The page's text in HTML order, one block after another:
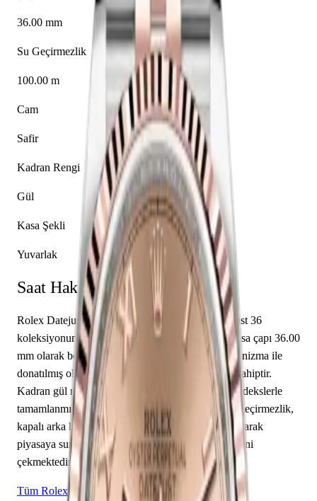
36.00 mm
Su Geçirmezlik
100.00 m
Cam
Safir
Kadran Rengi
Gül
Kasa Şekli
Yuvarlak
Saat Hakkında
Rolex Datejust 36 126231-0027, markanın Datejust 36
koleksiyonuna ait bir kol saati modelidir. Saatin kasa çapı 36.00
mm olarak belirlenmiştir. Rolex caliber 3235 mekanizma ile
donatılmış olan bu saat, saat, dakika özelliklerine sahiptir.
Kadran gül renkte tasarlanmış olup roma rakamı indekslerle
tamamlanmıştır. Teknik detaylarında 100.00 m su geçirmezlik,
kapalı arka kapak öne çıkmaktadır. Sınırlı üretim olarak
piyasaya sunulan bu model, koleksiyonerlerin ilgisini
çekmektedir.
Tüm Rolex Modelleri